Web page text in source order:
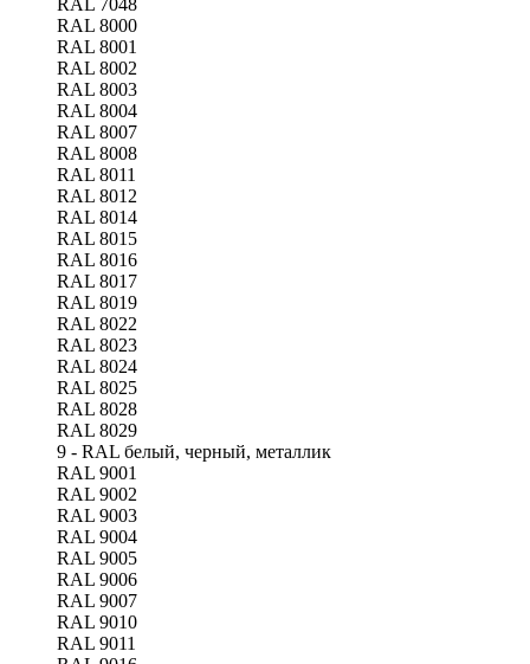
RAL 8000
RAL 8001
RAL 8002
RAL 8003
RAL 8004
RAL 8007
RAL 8008
RAL 8011
RAL 8012
RAL 8014
RAL 8015
RAL 8016
RAL 8017
RAL 8019
RAL 8022
RAL 8023
RAL 8024
RAL 8025
RAL 8028
RAL 8029
9 - RAL белый, черный, металлик
RAL 9001
RAL 9002
RAL 9003
RAL 9004
RAL 9005
RAL 9006
RAL 9007
RAL 9010
RAL 9011